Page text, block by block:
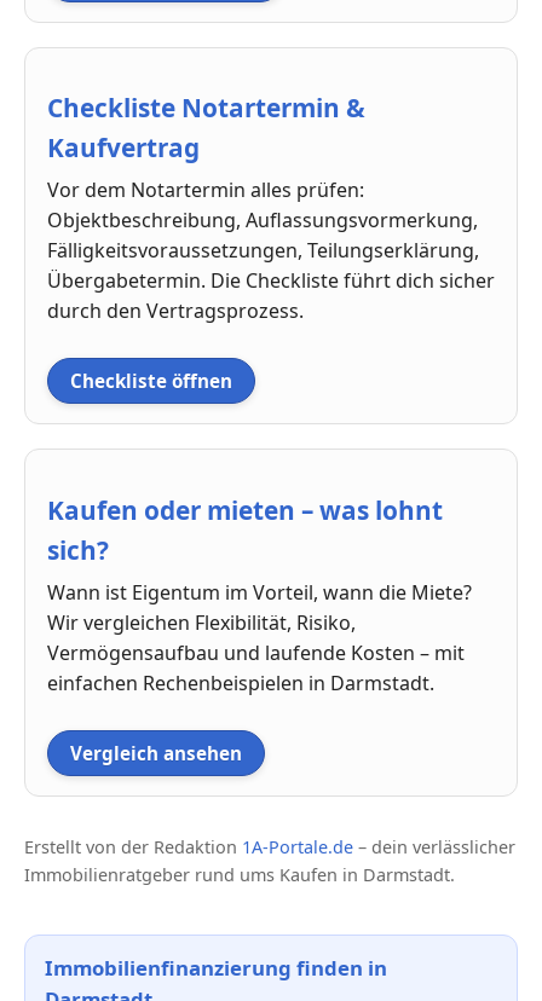
Checkliste Notartermin &
Kaufvertrag
Vor dem Notartermin alles prüfen:
Objektbeschreibung, Auflassungsvormerkung,
Fälligkeitsvoraussetzungen, Teilungserklärung,
Übergabetermin. Die Checkliste führt dich sicher
durch den Vertragsprozess.
Checkliste öffnen
Kaufen oder mieten – was lohnt
sich?
Wann ist Eigentum im Vorteil, wann die Miete?
Wir vergleichen Flexibilität, Risiko,
Vermögensaufbau und laufende Kosten – mit
einfachen Rechenbeispielen in Darmstadt.
Vergleich ansehen
Erstellt von der Redaktion 1A-Portale.de – dein verlässlicher
Immobilienratgeber rund ums Kaufen in Darmstadt.
Immobilienfinanzierung finden in